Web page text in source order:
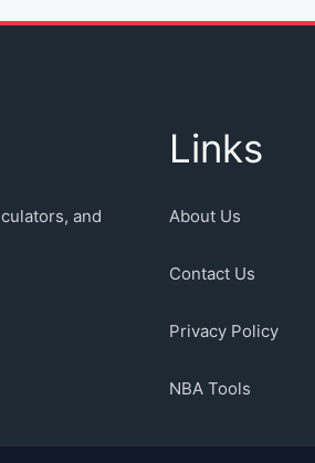
and
Links
About Us
Contact Us
Privacy Policy
NBA Tools